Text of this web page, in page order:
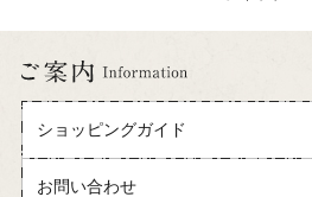
ショッピングガイド
お問い合わせ